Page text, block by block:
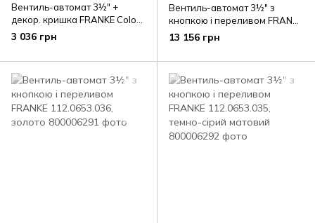
Вентиль-автомат 3½" +
декор. кришка FRANKE Color
Line 112.0658.446, чорний
матовий
3 036 грн
Вентиль-автомат 3½" з
кнопкою і переливом FRANKE
112.0653.041, мідний
13 156 грн